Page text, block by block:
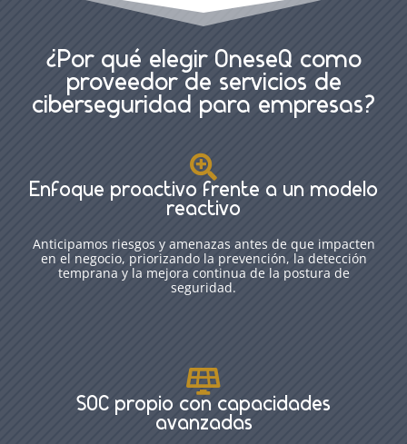
¿Por qué elegir OneseQ como
proveedor de servicios de
ciberseguridad para empresas?

Enfoque proactivo frente a un modelo
reactivo
Anticipamos riesgos y amenazas antes de que impacten
en el negocio, priorizando la prevención, la detección
temprana y la mejora continua de la postura de
seguridad.

SOC propio con capacidades
avanzadas